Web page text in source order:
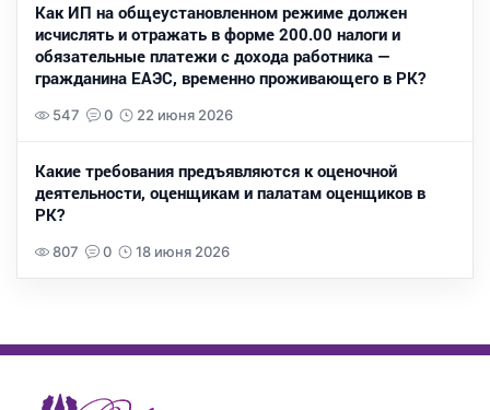
Как ИП на общеустановленном режиме должен
исчислять и отражать в форме 200.00 налоги и
обязательные платежи с дохода работника —
гражданина ЕАЭС, временно проживающего в РК?
547 0 22 июня 2026
Какие требования предъявляются к оценочной
деятельности, оценщикам и палатам оценщиков в
РК?
807 0 18 июня 2026